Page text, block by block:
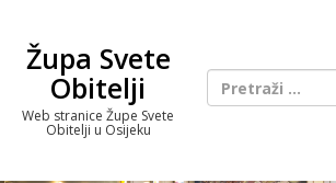
contentŽupa Svete
Obitelji
Web stranice Župe Svete
Obitelji u Osijeku